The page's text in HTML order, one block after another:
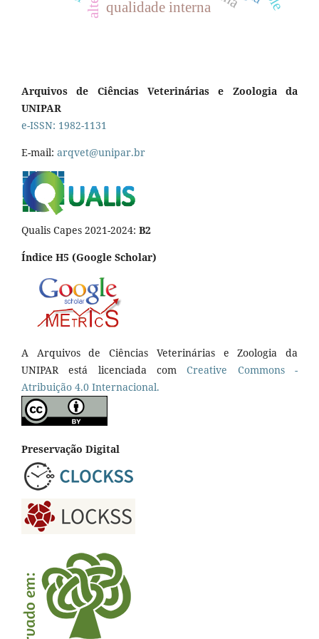
qualidade interna
Arquivos de Ciências Veterinárias e Zoologia da
UNIPAR
e-ISSN: 1982-1131
E-mail: arqvet@unipar.br
Qualis Capes 2021-2024: B2
Índice H5 (Google Scholar)
A Arquivos de Ciências Veterinárias e Zoologia da
UNIPAR está licenciada comCreative Commons -
Atribuição 4.0 Internacional.
Preservação Digital